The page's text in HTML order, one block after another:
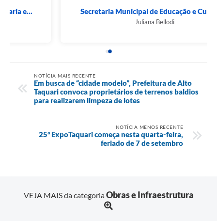
Secretaria Municipal de Educação e Cultura...
NOTÍCIA MAIS RECENTE
Em busca de “cidade modelo”, Prefeitura de Alto
Taquari convoca proprietários de terrenos baldios
para realizarem limpeza de lotes
NOTÍCIA MENOS RECENTE
25ª ExpoTaquari começa nesta quarta-feira,
feriado de 7 de setembro
VEJA MAIS da categoriaObras e Infraestrutura